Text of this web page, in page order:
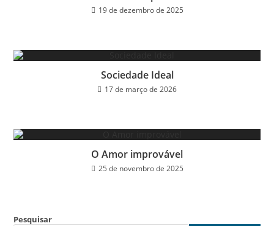
19 de dezembro de 2025
Sociedade Ideal
17 de março de 2026
O Amor improvável
25 de novembro de 2025
Pesquisar